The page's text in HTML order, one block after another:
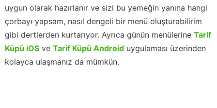
uygun olarak hazırlanır ve sizi bu yemeğin yanına hangi
çorbayı yapsam, nasıl dengeli bir menü oluşturabilirim
gibi dertlerden kurtarıyor. Ayrıca günün menülerine Tarif
Küpü iOS ve Tarif Küpü Android uygulaması üzerinden
kolayca ulaşmanız da mümkün.